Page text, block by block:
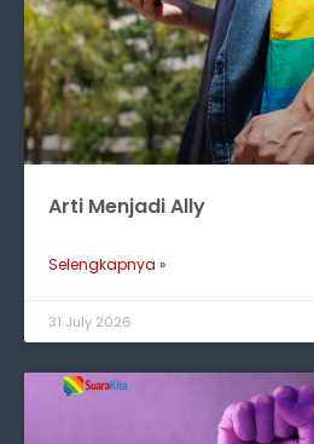
Arti Menjadi Ally
Selengkapnya »
31 July 2026